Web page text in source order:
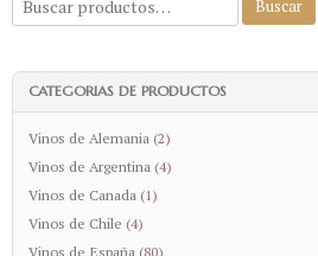
CATEGORIAS DE PRODUCTOS
Vinos de Alemania (2)
Vinos de Argentina (4)
Vinos de Canada (1)
Vinos de Chile (4)
Vinos de España (80)